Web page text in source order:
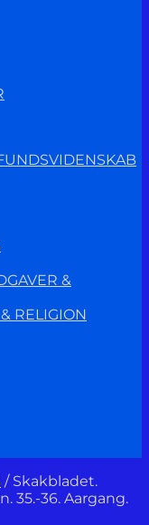
&
RELIGION
/ Skakbladet.
35.-36. Aargang.